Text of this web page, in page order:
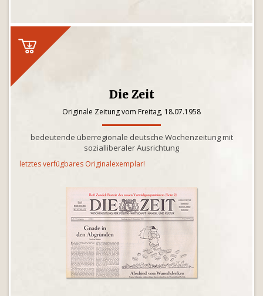
Die Zeit
Originale Zeitung vom Freitag, 18.07.1958
bedeutende überregionale deutsche Wochenzeitung mit
sozialliberaler Ausrichtung
letztes verfügbares Originalexemplar!